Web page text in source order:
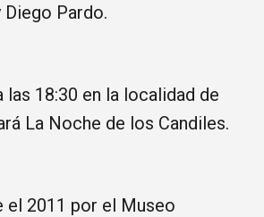
Pardo.
las 18:30 en la localidad de
La Noche de los Candiles.
el 2011 por el Museo